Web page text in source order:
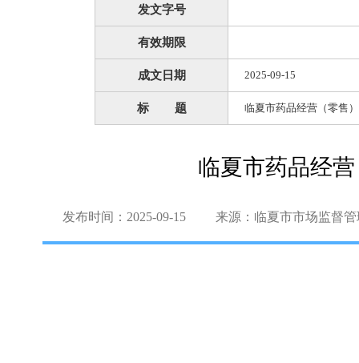
发文字号
有效期限
成文日期 2025-09-15
标 题 临夏市药品经营（零售
临夏市药品经
发布时间：2025-09-15 来源：临夏市市场监督